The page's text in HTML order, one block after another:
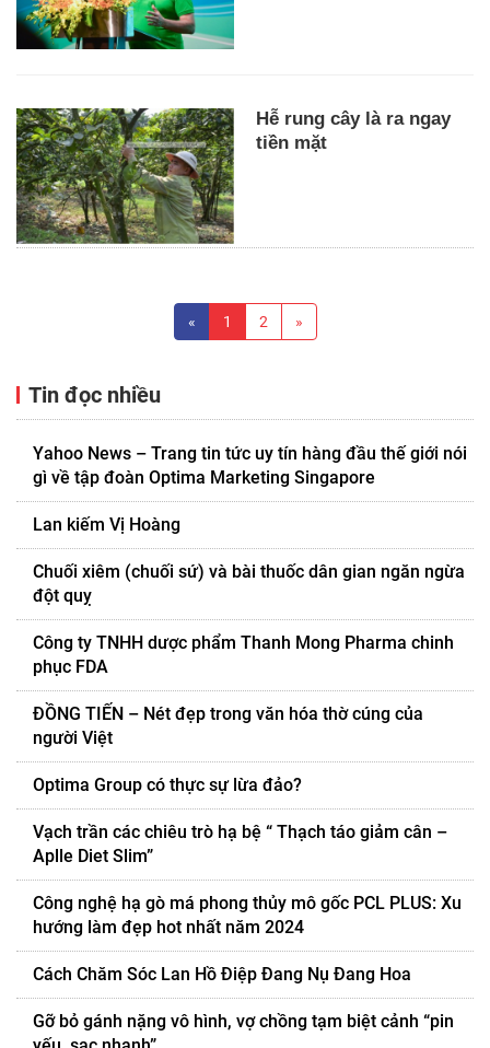
Hễ rung cây là ra ngay
tiền mặt
« 1 2 »
Tin đọc nhiều
Yahoo News – Trang tin tức uy tín hàng đầu thế giới nói
gì về tập đoàn Optima Marketing Singapore
Lan kiếm Vị Hoàng
Chuối xiêm (chuối sứ) và bài thuốc dân gian ngăn ngừa
đột quỵ
Công ty TNHH dược phẩm Thanh Mong Pharma chinh
phục FDA
ĐỒNG TIẾN – Nét đẹp trong văn hóa thờ cúng của
người Việt
Optima Group có thực sự lừa đảo?
Vạch trần các chiêu trò hạ bệ “ Thạch táo giảm cân –
Aplle Diet Slim”
Công nghệ hạ gò má phong thủy mô gốc PCL PLUS: Xu
hướng làm đẹp hot nhất năm 2024
Cách Chăm Sóc Lan Hồ Điệp Đang Nụ Đang Hoa
Gỡ bỏ gánh nặng vô hình, vợ chồng tạm biệt cảnh “pin